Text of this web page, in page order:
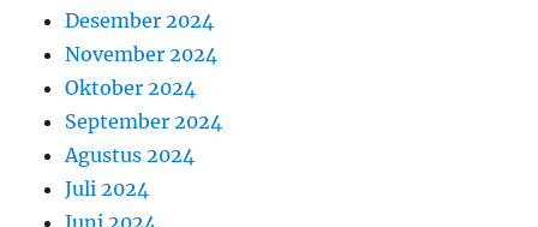
Desember 2024
November 2024
Oktober 2024
September 2024
Agustus 2024
Juli 2024
Juni 2024